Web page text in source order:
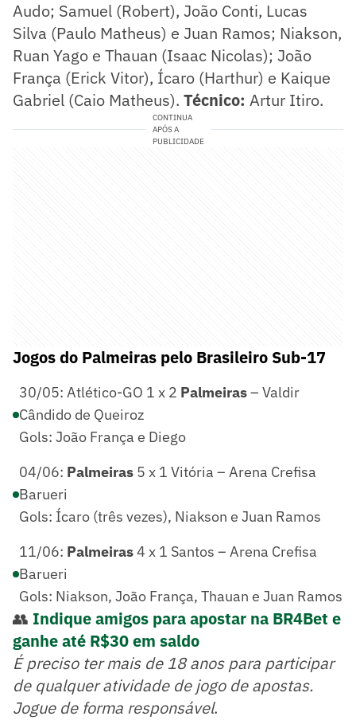
Audo; Samuel (Robert), João Conti, Lucas
Silva (Paulo Matheus) e Juan Ramos; Niakson,
Ruan Yago e Thauan (Isaac Nicolas); João
França (Erick Vitor), Ícaro (Harthur) e Kaique
Gabriel (Caio Matheus). Técnico: Artur Itiro.
CONTINUA
APÓS A
PUBLICIDADE
Jogos do Palmeiras pelo Brasileiro Sub-17
30/05: Atlético-GO 1 x 2 Palmeiras– Valdir
Cândido de Queiroz
Gols: João França e Diego
04/06: Palmeiras 5 x 1 Vitória – Arena Crefisa
Barueri
Gols: Ícaro (três vezes), Niakson e Juan Ramos
11/06: Palmeiras4 x 1 Santos – Arena Crefisa
Barueri
Gols: Niakson, João França, Thauan e Juan Ramos
👥 Indique amigos para apostar na BR4Bet e
ganhe até R$30 em saldo
É preciso ter mais de 18 anos para participar
de qualquer atividade de jogo de apostas.
Jogue de forma responsável.